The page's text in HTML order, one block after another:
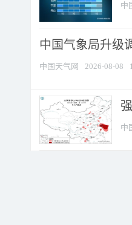
中
中国气象局升级
中国天气网 2026-08-08
中